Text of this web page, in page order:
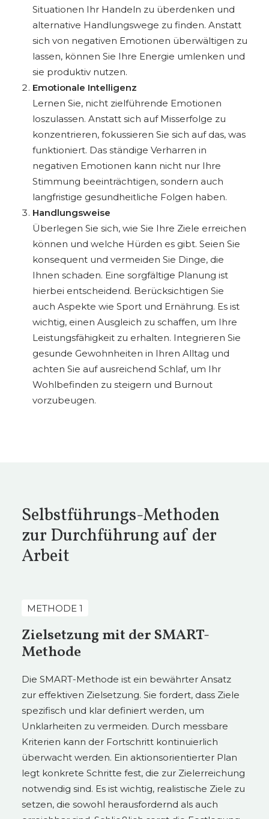
Situationen Ihr Handeln zu überdenken und
alternative Handlungswege zu finden. Anstatt
sich von negativen Emotionen überwältigen zu
lassen, können Sie Ihre Energie umlenken und
sie produktiv nutzen.
Emotionale Intelligenz
Lernen Sie, nicht zielführende Emotionen
loszulassen. Anstatt sich auf Misserfolge zu
konzentrieren, fokussieren Sie sich auf das, was
funktioniert. Das ständige Verharren in
negativen Emotionen kann nicht nur Ihre
Stimmung beeinträchtigen, sondern auch
langfristige gesundheitliche Folgen haben.
Handlungsweise
Überlegen Sie sich, wie Sie Ihre Ziele erreichen
können und welche Hürden es gibt. Seien Sie
konsequent und vermeiden Sie Dinge, die
Ihnen schaden. Eine sorgfältige Planung ist
hierbei entscheidend. Berücksichtigen Sie
auch Aspekte wie Sport und Ernährung. Es ist
wichtig, einen Ausgleich zu schaffen, um Ihre
Leistungsfähigkeit zu erhalten. Integrieren Sie
gesunde Gewohnheiten in Ihren Alltag und
achten Sie auf ausreichend Schlaf, um Ihr
Wohlbefinden zu steigern und Burnout
vorzubeugen.
Selbstführungs-Methoden
zur Durchführung auf der
Arbeit
METHODE 1
Zielsetzung mit der SMART-
Methode
Die SMART-Methode ist ein bewährter Ansatz
zur effektiven Zielsetzung. Sie fordert, dass Ziele
spezifisch und klar definiert werden, um
Unklarheiten zu vermeiden. Durch messbare
Kriterien kann der Fortschritt kontinuierlich
überwacht werden. Ein aktionsorientierter Plan
legt konkrete Schritte fest, die zur Zielerreichung
notwendig sind. Es ist wichtig, realistische Ziele zu
setzen, die sowohl herausfordernd als auch